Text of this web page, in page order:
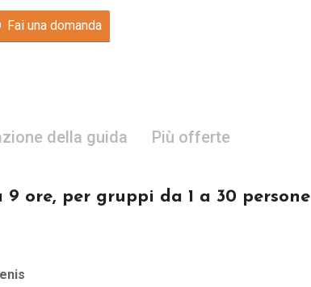
Fai una domanda
della guida Più offerte
9 ore, per gruppi da 1 a 30 persone